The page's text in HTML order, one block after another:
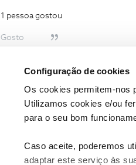
Configuração de cookies
Os cookies permitem-nos
Utilizamos cookies e/ou
para o seu bom
Caso aceite, poderemos
adaptar este serviço às
1 pessoa gostou
Gosto